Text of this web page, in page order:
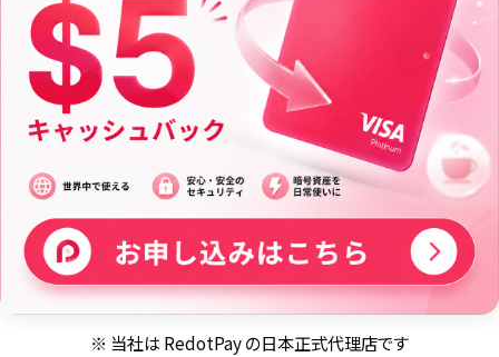
※ 当社は RedotPay の日本正式代理店です